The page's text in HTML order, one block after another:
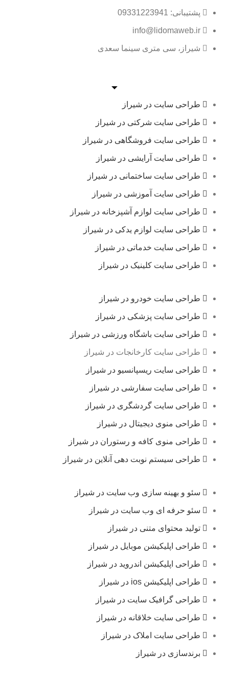
پشتیبانی: 09331223941
info@lidomaweb.ir
شیراز، سی متری سینما سعدی
طراحی سایت در شیراز
طراحی سایت شرکتی در شیراز
طراحی سایت فروشگاهی در شیراز
طراحی سایت آرایشی در شیراز
طراحی سایت ساختمانی در شیراز
طراحی سایت آموزشی در شیراز
طراحی سایت لوازم آشپزخانه در شیراز
طراحی سایت لوازم یدکی در شیراز
طراحی سایت خدماتی در شیراز
طراحی سایت کلینیک در شیراز
طراحی سایت خودرو در شیراز
طراحی سایت پزشکی در شیراز
طراحی سایت باشگاه ورزشی در شیراز
طراحی سایت کارخانجات در شیراز
طراحی سایت ریسپانسیو در شیراز
طراحی سایت سفارشی در شیراز
طراحی سایت گردشگری در شیراز
طراحی منوی دیجیتال در شیراز
طراحی منوی کافه و رستوران در شیراز
طراحی سیستم نوبت دهی آنلاین در شیراز
سئو و بهینه سازی وب سایت در شیراز
سئو حرفه ای وب سایت در شیراز
تولید محتوای متنی در شیراز
طراحی اپلیکیشن موبایل در شیراز
طراحی اپلیکیشن اندروید در شیراز
طراحی اپلیکیشن ios در شیراز
طراحی گرافیک سایت در شیراز
طراحی سایت خلاقانه در شیراز
طراحی سایت املاک در شیراز
برندسازی در شیراز